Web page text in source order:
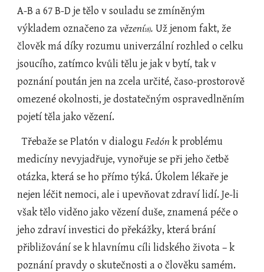
A-B a 67 B-D je tělo v souladu se zmíněným
výkladem označeno za vězení18). Už jenom fakt, že
člověk má díky rozumu univerzální rozhled o celku
jsoucího, zatímco kvůli tělu je jak v bytí, tak v
poznání poután jen na zcela určité, časo-prostorově
omezené okolnosti, je dostatečným ospravedlněním
pojetí těla jako vězení.
  Třebaže se Platón v dialogu
Fedón k problému
medicíny nevyjadřuje, vynořuje se při jeho četbě
otázka, která se ho přímo týká. Úkolem lékaře je
nejen léčit nemoci, ale i upevňovat zdraví lidí. Je-li
však tělo viděno jako vězení duše, znamená péče o
jeho zdraví investici do překážky, která brání
přibližování se k hlavnímu cíli lidského života – k
poznání pravdy o skutečnosti a o člověku samém.